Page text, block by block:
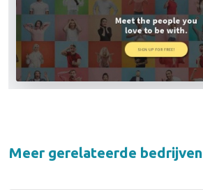
Meer gerelateerde bedrijven